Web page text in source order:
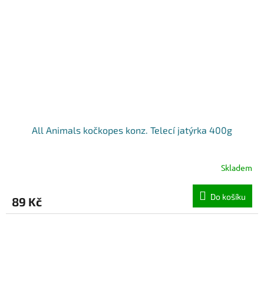
All Animals kočkopes konz. Telecí jatýrka 400g
Skladem
89 Kč Do košíku